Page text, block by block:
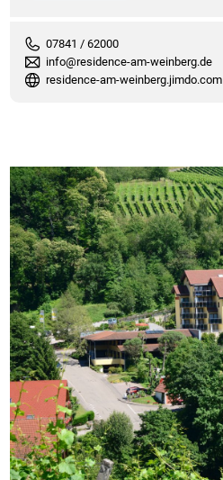
07841 / 62000
info@residence-am-weinberg.de
residence-am-weinberg.jimdo.com